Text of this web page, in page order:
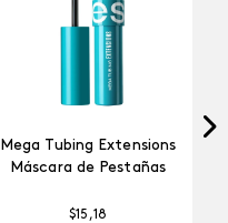
Mega Tubing Extensions
Máscara de Pestañas
$15 ,18